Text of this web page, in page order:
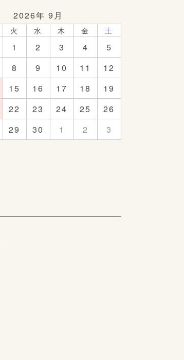
2026年 9月
火 水 木 金 土
1 2 3 4
5
8 9 10 11
12
15 16 17 18
19
22 23 24 25
26
29 30 1 2 3